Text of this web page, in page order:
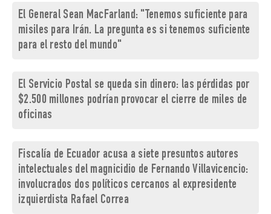
El General Sean MacFarland: "Tenemos suficiente para
misiles para Irán. La pregunta es si tenemos suficiente
para el resto del mundo"
El Servicio Postal se queda sin dinero: las pérdidas por
$2.500 millones podrían provocar el cierre de miles de
oficinas
Fiscalía de Ecuador acusa a siete presuntos autores
intelectuales del magnicidio de Fernando Villavicencio:
involucrados dos políticos cercanos al expresidente
izquierdista Rafael Correa